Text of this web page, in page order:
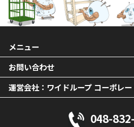
メニュー
お問い合わせ
運営会社：ワイドループ コーポレ
048-